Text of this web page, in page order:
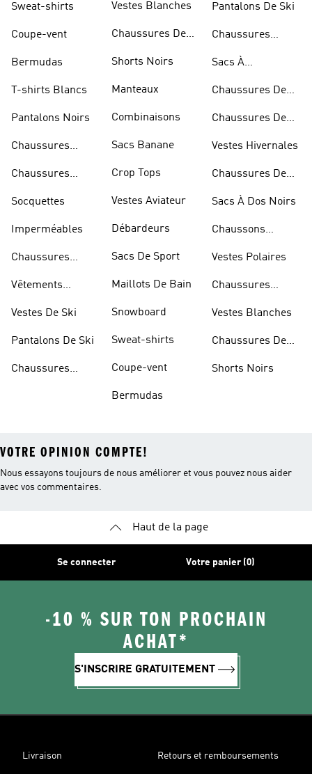
Sweat-shirts
Coupe-vent
Bermudas
T-shirts Blancs
Pantalons Noirs
Chaussures
Chaussures
Socquettes
Imperméables
Chaussures
Vêtements
Vestes De Ski
Pantalons De Ski
Chaussures
Vestes Blanches
Chaussures De
Shorts Noirs
Manteaux
Combinaisons
Sacs Banane
Crop Tops
Vestes Aviateur
Débardeurs
Sacs De Sport
Maillots De Bain
Snowboard
Sweat-shirts
Coupe-vent
Bermudas
Pantalons De Ski
Chaussures
Sacs À
Chaussures De
Chaussures De
Vestes Hivernales
Chaussures De
Sacs À Dos Noirs
Chaussons
Vestes Polaires
Chaussures
Vestes Blanches
Chaussures De
Shorts Noirs
VOTRE OPINION COMPTE!
Nous essayons toujours de nous améliorer et vous pouvez nous aider
avec vos commentaires.
Haut de la page
Se connecter Votre panier (0)
-10 % SUR TON PROCHAIN
ACHAT*
S'INSCRIRE GRATUITEMENT
Livraison Retours et remboursements